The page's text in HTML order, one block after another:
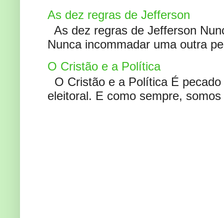
As dez regras de Jefferson
As dez regras de Jefferson
Nunca incommadar uma outra
O Cristão e a Política
O Cristão e a Política É
eleitoral. E como sempre,